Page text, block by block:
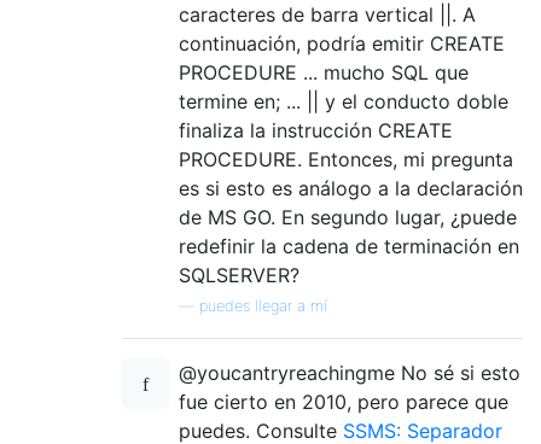
caracteres de barra vertical ||. A
continuación, podría emitir CREATE
PROCEDURE ... mucho SQL que
termine en; ... || y el conducto doble
finaliza la instrucción CREATE
PROCEDURE. Entonces, mi pregunta
es si esto es análogo a la declaración
de MS GO. En segundo lugar, ¿puede
redefinir la cadena de terminación en
SQLSERVER?
puedes llegar a mí
@youcantryreachingme No sé si esto
fue cierto en 2010, pero parece que
puedes. Consulte SSMS: Separador